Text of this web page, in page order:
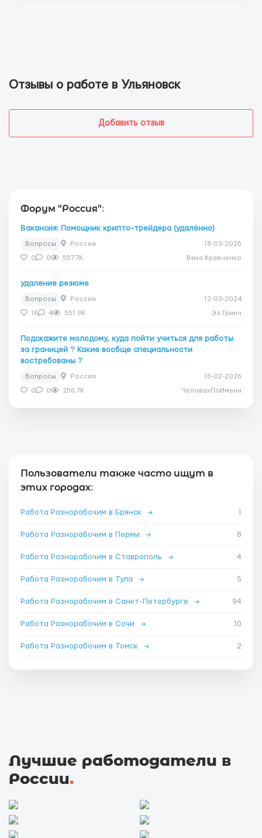
Отзывы о работе в Ульяновск
Добавить отзыв
Форум "Россия":
Вакансия: Помощник крипто-трейдера (удалённо)
Вопросы Россия 18-03-2026
0 0 557.7K Вика Кравченко
удаление резюме
Вопросы Россия 12-03-2024
16 4 551.9K Эл Гринч
Подскажите молодому, куда пойти учиться для работы
за границей ? Какие вообще специальности
востребованы ?
Вопросы Россия 16-02-2026
0 0 256.7K ЧеловекПоИмени
Пользователи также часто ищут в
этих городах:
Работа Разнорабочим в Брянск → 1
Работа Разнорабочим в Перми → 8
Работа Разнорабочим в Ставрополь → 4
Работа Разнорабочим в Тула → 5
Работа Разнорабочим в Санкт-Петербурге → 94
Работа Разнорабочим в Сочи → 10
Работа Разнорабочим в Томск → 2
Лучшие работодатели в
России.